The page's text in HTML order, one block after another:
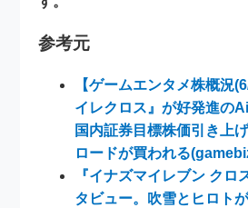
参考元
【ゲームエンタメ株概況
イレクロス』が好発進の
国内証券目標株価引き上
ロードが買われる
『イナズマイレブン クロ
タビュー。吹雪とヒロト